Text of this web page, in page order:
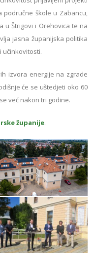
škole u Zabancu,
u Štrigovi i Orehovica te na
jasna županijska politika
učinkovitosti.
izvora energije na zgrade
će se uštedjeti oko 60
već nakon tri godine.
županije.